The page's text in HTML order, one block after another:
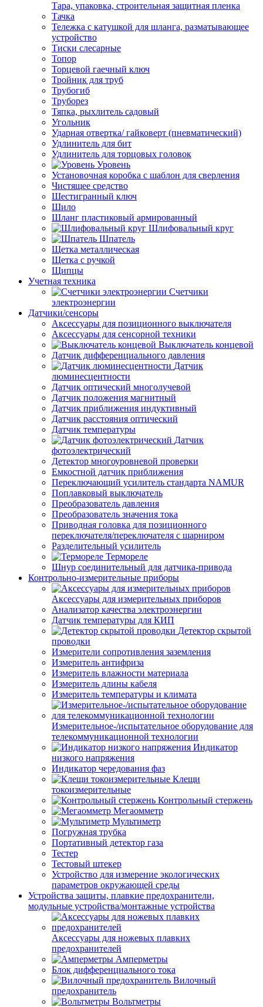
Тара, упаковка, строительная защитная пленка
Тачка
Тележка с катушкой для шланга, разматывающее
устройство
Тиски слесарные
Топор
Торцевой гаечный ключ
Тройник для труб
Трубогиб
Труборез
Тяпка, рыхлитель садовый
Угольник
Ударная отвертка/ гайковерт (пневматический)
Удлинитель для бит
Удлинитель для торцовых головок
Уровень
Установочная коробка с шаблон для сверления
Чистящее средство
Шестигранный ключ
Шило
Шланг пластиковый армированный
Шлифовальный круг
Шпатель
Щетка металлическая
Щетка с ручкой
Щипцы
Учетная техника
Счетчики
электроэнергии
Датчики/сенсоры
Аксессуары для позиционного выключателя
Аксессуары для сенсорной техники
Выключатель концевой
Датчик дифференциального давления
Датчик
люминесцентности
Датчик оптический многолучевой
Датчик положения магнитный
Датчик приближения индуктивный
Датчик расстояния оптический
Датчик температуры
Датчик
фотоэлектрический
Детектор многоуровневой проверки
Емкостной датчик приближения
Переключающий усилитель стандарта NAMUR
Поплавковый выключатель
Преобразователь давления
Преобразователь значения тока
Приводная головка для позиционного
переключателя/переключателя с шарниром
Разделительный усилитель
Термореле
Шнур соединительный для датчика-привода
Контрольно-измерительные приборы
Аксессуары для измерительных приборов
Анализатор качества электроэнергии
Датчик температуры для КИП
Детектор скрытой
проводки
Измерители сопротивления заземления
Измеритель антифриза
Измеритель влажности материала
Измеритель длины кабеля
Измеритель температуры и климата
Измерительное-/испытательное оборудование для
телекоммуникационной технологии
Индикатор
низкого напряжения
Индикатор чередования фаз
Клещи
токоизмерительные
Контрольный стержень
Мегаомметр
Мультиметр
Погружная трубка
Портативный детектор газа
Тестер
Тестовый штекер
Устройство для измерение экологических
параметров окружающей среды
Устройства защиты, плавкие предохранители,
модульные устройства/монтажные устройства
Аксессуары для ножевых плавких
предохранителей
Амперметры
Блок дифференциального тока
Вилочный
предохранитель
Вольтметры